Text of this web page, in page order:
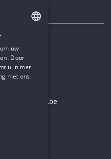
DUTCH
uw
Door
u in met
met ons